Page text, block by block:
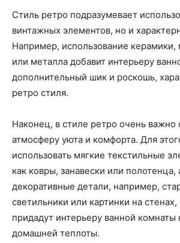
Стиль ретро подразумевает
винтажных элементов, но и
Например, использование
или металла добавит интерьеру
дополнительный шик и роскошь,
ретро стиля.
Наконец, в стиле ретро очень важно
атмосферу уюта и комфорта. Для
использовать мягкие текстильные
как ковры, занавески или полотенца,
декоративные детали, например,
светильники или картинки на
придадут интерьеру ванной комнаты
домашней теплоты.